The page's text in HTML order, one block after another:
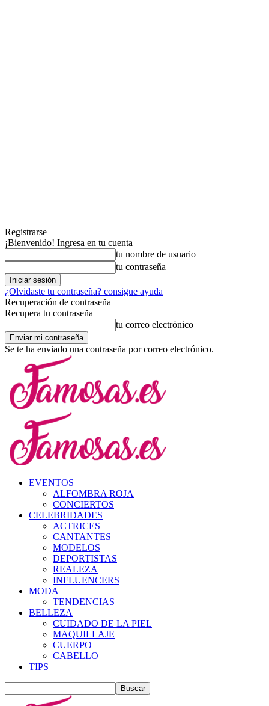
Registrarse
¡Bienvenido! Ingresa en tu cuenta
tu nombre de usuario
tu contraseña
¿Olvidaste tu contraseña? consigue ayuda
Recuperación de contraseña
Recupera tu contraseña
tu correo electrónico
Se te ha enviado una contraseña por correo electrónico.
EVENTOS
ALFOMBRA ROJA
CONCIERTOS
CELEBRIDADES
ACTRICES
CANTANTES
MODELOS
DEPORTISTAS
REALEZA
INFLUENCERS
MODA
TENDENCIAS
BELLEZA
CUIDADO DE LA PIEL
MAQUILLAJE
CUERPO
CABELLO
TIPS